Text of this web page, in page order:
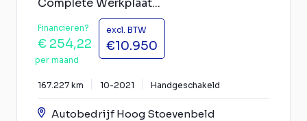
Financieren?
€ 254,22
per maand
excl. BTW
€10.950
167.227 km 10-2021 Handgeschakeld
Autobedrijf Hoog Stoevenbeld